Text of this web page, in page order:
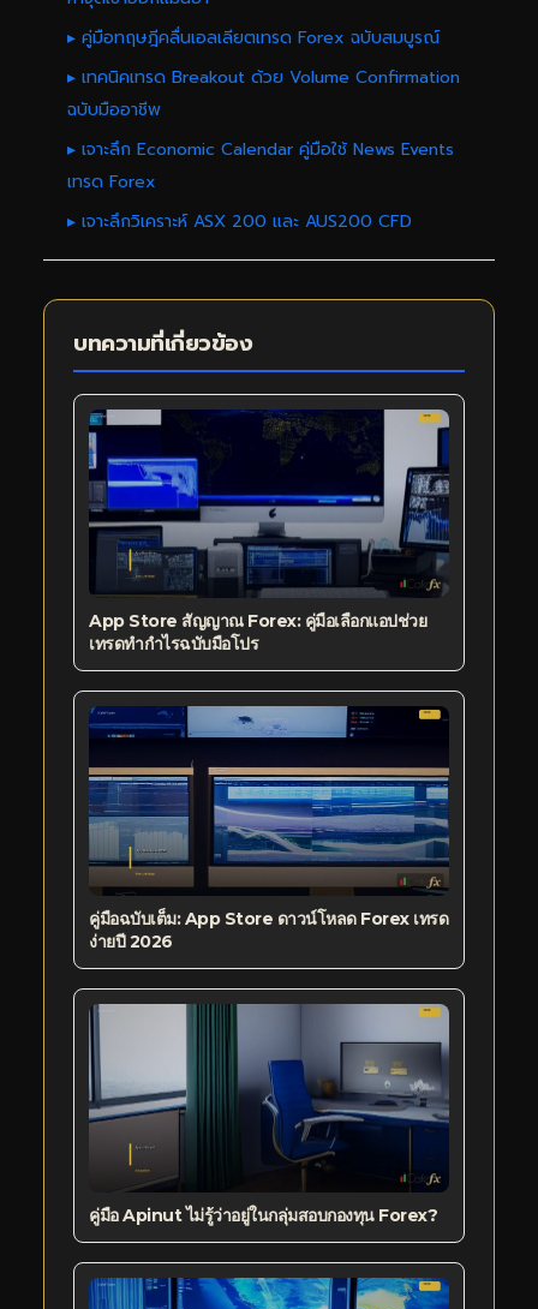
▸ คู่มือทฤษฎีคลื่นเอลเลียตเทรด Forex ฉบับสมบูรณ์
▸ เทคนิคเทรด Breakout ด้วย Volume Confirmation
ฉบับมืออาชีพ
▸ เจาะลึก Economic Calendar คู่มือใช้ News Events
เทรด Forex
▸ เจาะลึกวิเคราะห์ ASX 200 และ AUS200 CFD
บทความที่เกี่ยวข้อง
App Store สัญญาณ Forex: คู่มือเลือกแอปช่วย
เทรดทำกำไรฉบับมือโปร
คู่มือฉบับเต็ม: App Store ดาวน์โหลด Forex เทรด
ง่ายปี 2026
คู่มือ Apinut ไม่รู้ว่าอยู่ในกลุ่มสอบกองทุน Forex?